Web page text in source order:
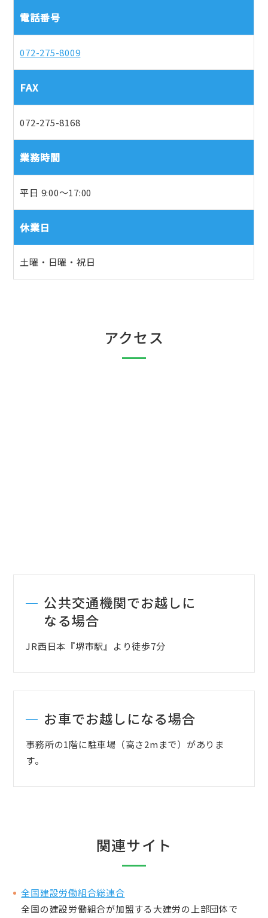
電話番号
072-275-8009
FAX
072-275-8168
業務時間
平日 9:00～17:00
休業日
土曜・日曜・祝日
アクセス
公共交通機関でお越しに
なる場合
JR西日本『堺市駅』より徒歩7分
お車でお越しになる場合
事務所の1階に駐車場（高さ2mまで）がありま
す。
関連サイト
全国建設労働組合総連合
全国の建設労働組合が加盟する大建労の上部団体で